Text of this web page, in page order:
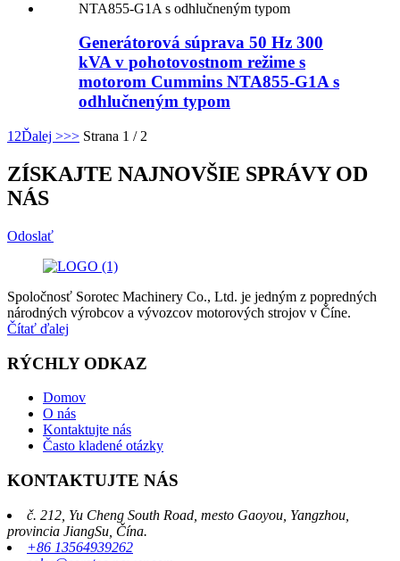
Generátorová súprava 50 Hz 300
kVA v pohotovostnom režime s
motorom Cummins NTA855-G1A s
odhlučneným typom
1 2Ďalej >>> Strana 1 / 2
ZÍSKAJTE NAJNOVŠIE SPRÁVY OD
NÁS
Odoslať
Spoločnosť Sorotec Machinery Co., Ltd. je jedným z popredných
národných výrobcov a vývozcov motorových strojov v Číne.
Čítať ďalej
RÝCHLY ODKAZ
Domov
O nás
Kontaktujte nás
Často kladené otázky
KONTAKTUJTE NÁS
č. 212, Yu Cheng South Road, mesto Gaoyou, Yangzhou,
provincia JiangSu, Čína.
+86 13564939262